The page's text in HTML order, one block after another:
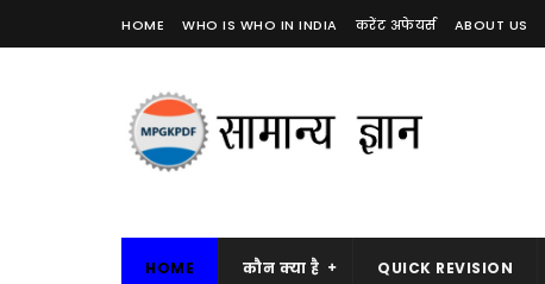
HOME WHO IS WHO IN INDIA करेंट अफेयर्स ABOUT US
HOME कौन क्या है QUICK REVISION